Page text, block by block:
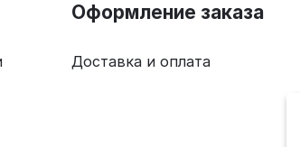
Оформление заказа
Доставка и оплата